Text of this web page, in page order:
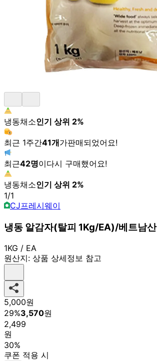
냉동채소인기 상위 2%
최근 1주간41개가판매되었어요!
최근42명이다시 구매했어요!
냉동채소인기 상위 2%
1/1
CJ프레시웨이
냉동 알감자(탈피 1Kg/EA)/베트남산
1KG / EA
원산지: 상품 상세정보 참고
5,000원
29%3,570원
2,499
원
30%
쿠폰 적용 시